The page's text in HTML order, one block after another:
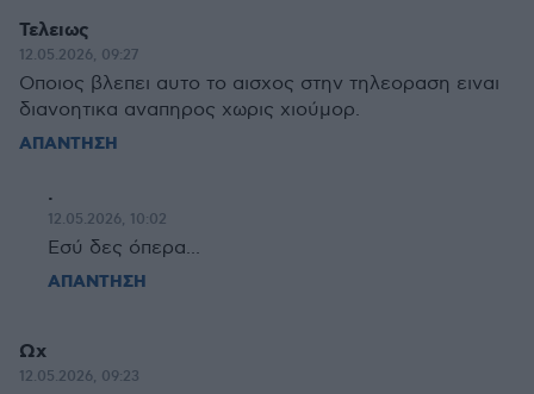
Τελειως
12.05.2026, 09:27
Οποιος βλεπει αυτο το αισχος στην τηλεοραση ειναι
διανοητικα αναπηρος χωρις χιούμορ.
ΑΠΑΝΤΗΣΗ
.
12.05.2026, 10:02
Εσύ δες όπερα...
ΑΠΑΝΤΗΣΗ
Ωχ
12.05.2026, 09:23